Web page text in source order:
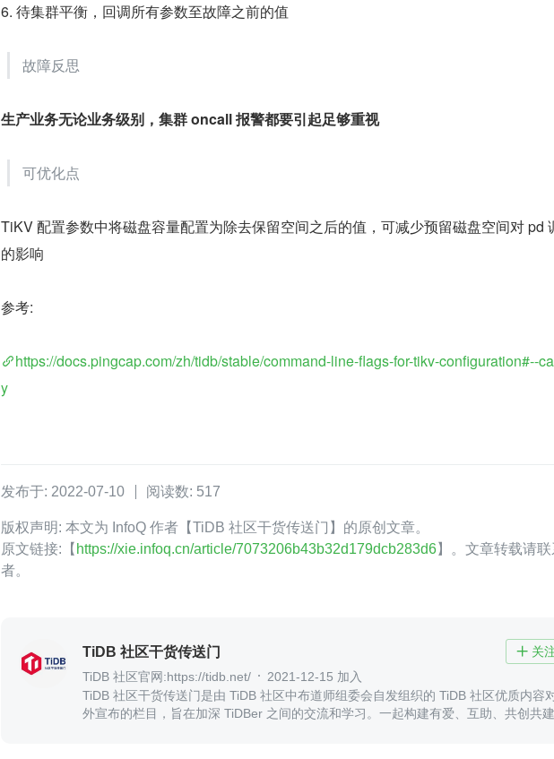
6. 待集群平衡，回调所有参数至故障之前的值
故障反思
生产业务无论业务级别，集群 oncall 报警都要引起足够重视
可优化点
TiKV 配置参数中将磁盘容量配置为除去保留空间之后的值，可减少预留磁盘空间对 pd
的影响
参考:
https://docs.pingcap.com/zh/tidb/stable/command-line-flags-for-tikv-configuration#--
y
发布于: 2022-07-10 阅读数: 517
版权声明: 本文为 InfoQ 作者【TiDB 社区干货传送门】的原创文章。
原文链接:【 https://xie.infoq.cn/article/7073206b43b32d179dcb283d6】。文章转载请
者。
TiDB 社区干货传送门  关
TiDB 社区官网:https://tidb.net/
2021-12-15 加入
TiDB 社区干货传送门是由 TiDB 社区中布道师组委会自发组织的 TiDB 社区优质内容
外宣布的栏目，旨在加深 TiDBer 之间的交流和学习。一起构建有爱、互助、共创共